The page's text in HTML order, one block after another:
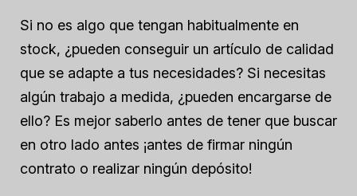
Si no es algo que tengan habitualmente en
stock, ¿pueden conseguir un artículo de calidad
que se adapte a tus necesidades? Si necesitas
algún trabajo a medida, ¿pueden encargarse de
ello? Es mejor saberlo antes de tener que buscar
en otro lado antes ¡antes de firmar ningún
contrato o realizar ningún depósito!